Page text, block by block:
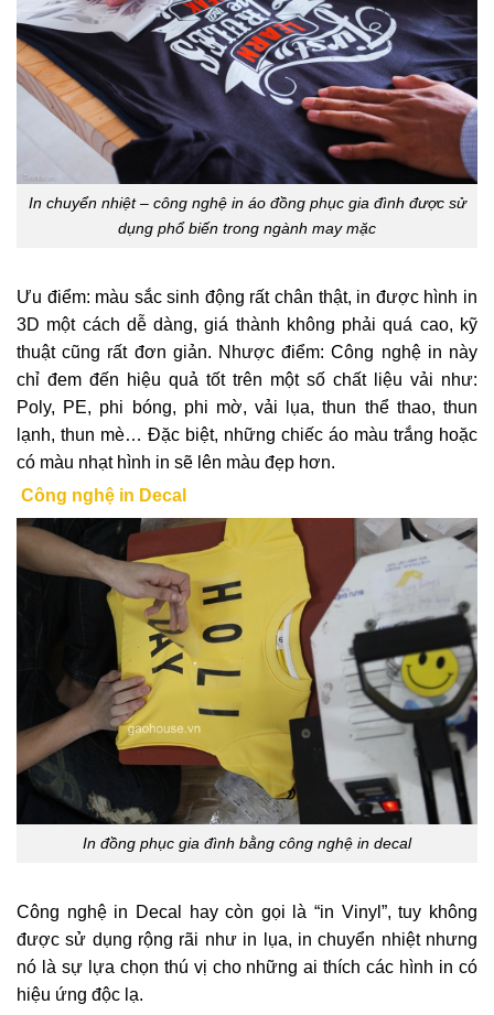
In chuyển nhiệt – công nghệ in áo đồng phục gia đình được sử
dụng phổ biến trong ngành may mặc
Ưu điểm: màu sắc sinh động rất chân thật, in được hình in
3D một cách dễ dàng, giá thành không phải quá cao, kỹ
thuật cũng rất đơn giản. Nhược điểm: Công nghệ in này
chỉ đem đến hiệu quả tốt trên một số chất liệu vải như:
Poly, PE, phi bóng, phi mờ, vải lụa, thun thể thao, thun
lạnh, thun mè… Đặc biệt, những chiếc áo màu trắng hoặc
có màu nhạt hình in sẽ lên màu đẹp hơn.
Công nghệ in Decal
In đồng phục gia đình bằng công nghệ in decal
Công nghệ in Decal hay còn gọi là “in Vinyl”, tuy không
được sử dụng rộng rãi như in lụa, in chuyển nhiệt nhưng
nó là sự lựa chọn thú vị cho những ai thích các hình in có
hiệu ứng độc lạ.